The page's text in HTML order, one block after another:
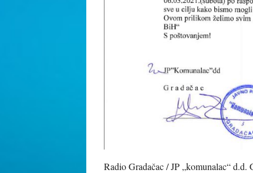
Radio Gradačac / JP „komunalac“ d.d.